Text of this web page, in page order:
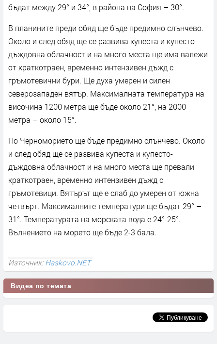
бъдат между 29° и 34°, в района на София – 30°.
В планините преди обяд ще бъде предимно слънчево.
Около и след обяд ще се развива купеста и купесто-
дъждовна облачност и на много места ще има валежи
от краткотраен, временно интензивен дъжд с
гръмотевични бури. Ще духа умерен и силен
северозападен вятър. Максималната температура на
височина 1200 метра ще бъде около 21°, на 2000
метра – около 15°.
По Черноморието ще бъде предимно слънчево. Около
и след обяд ще се развива купеста и купесто-
дъждовна облачност и на много места ще превали
краткотраен, временно интензивен дъжд с
гръмотевици. Вятърът ще е слаб до умерен от южна
четвърт. Максималните температури ще бъдат 29° –
31°. Температурата на морската вода е 24°-25°.
Вълнението на морето ще бъде 2-3 бала.
Източник:Haskovo.NET
Видеа по темата